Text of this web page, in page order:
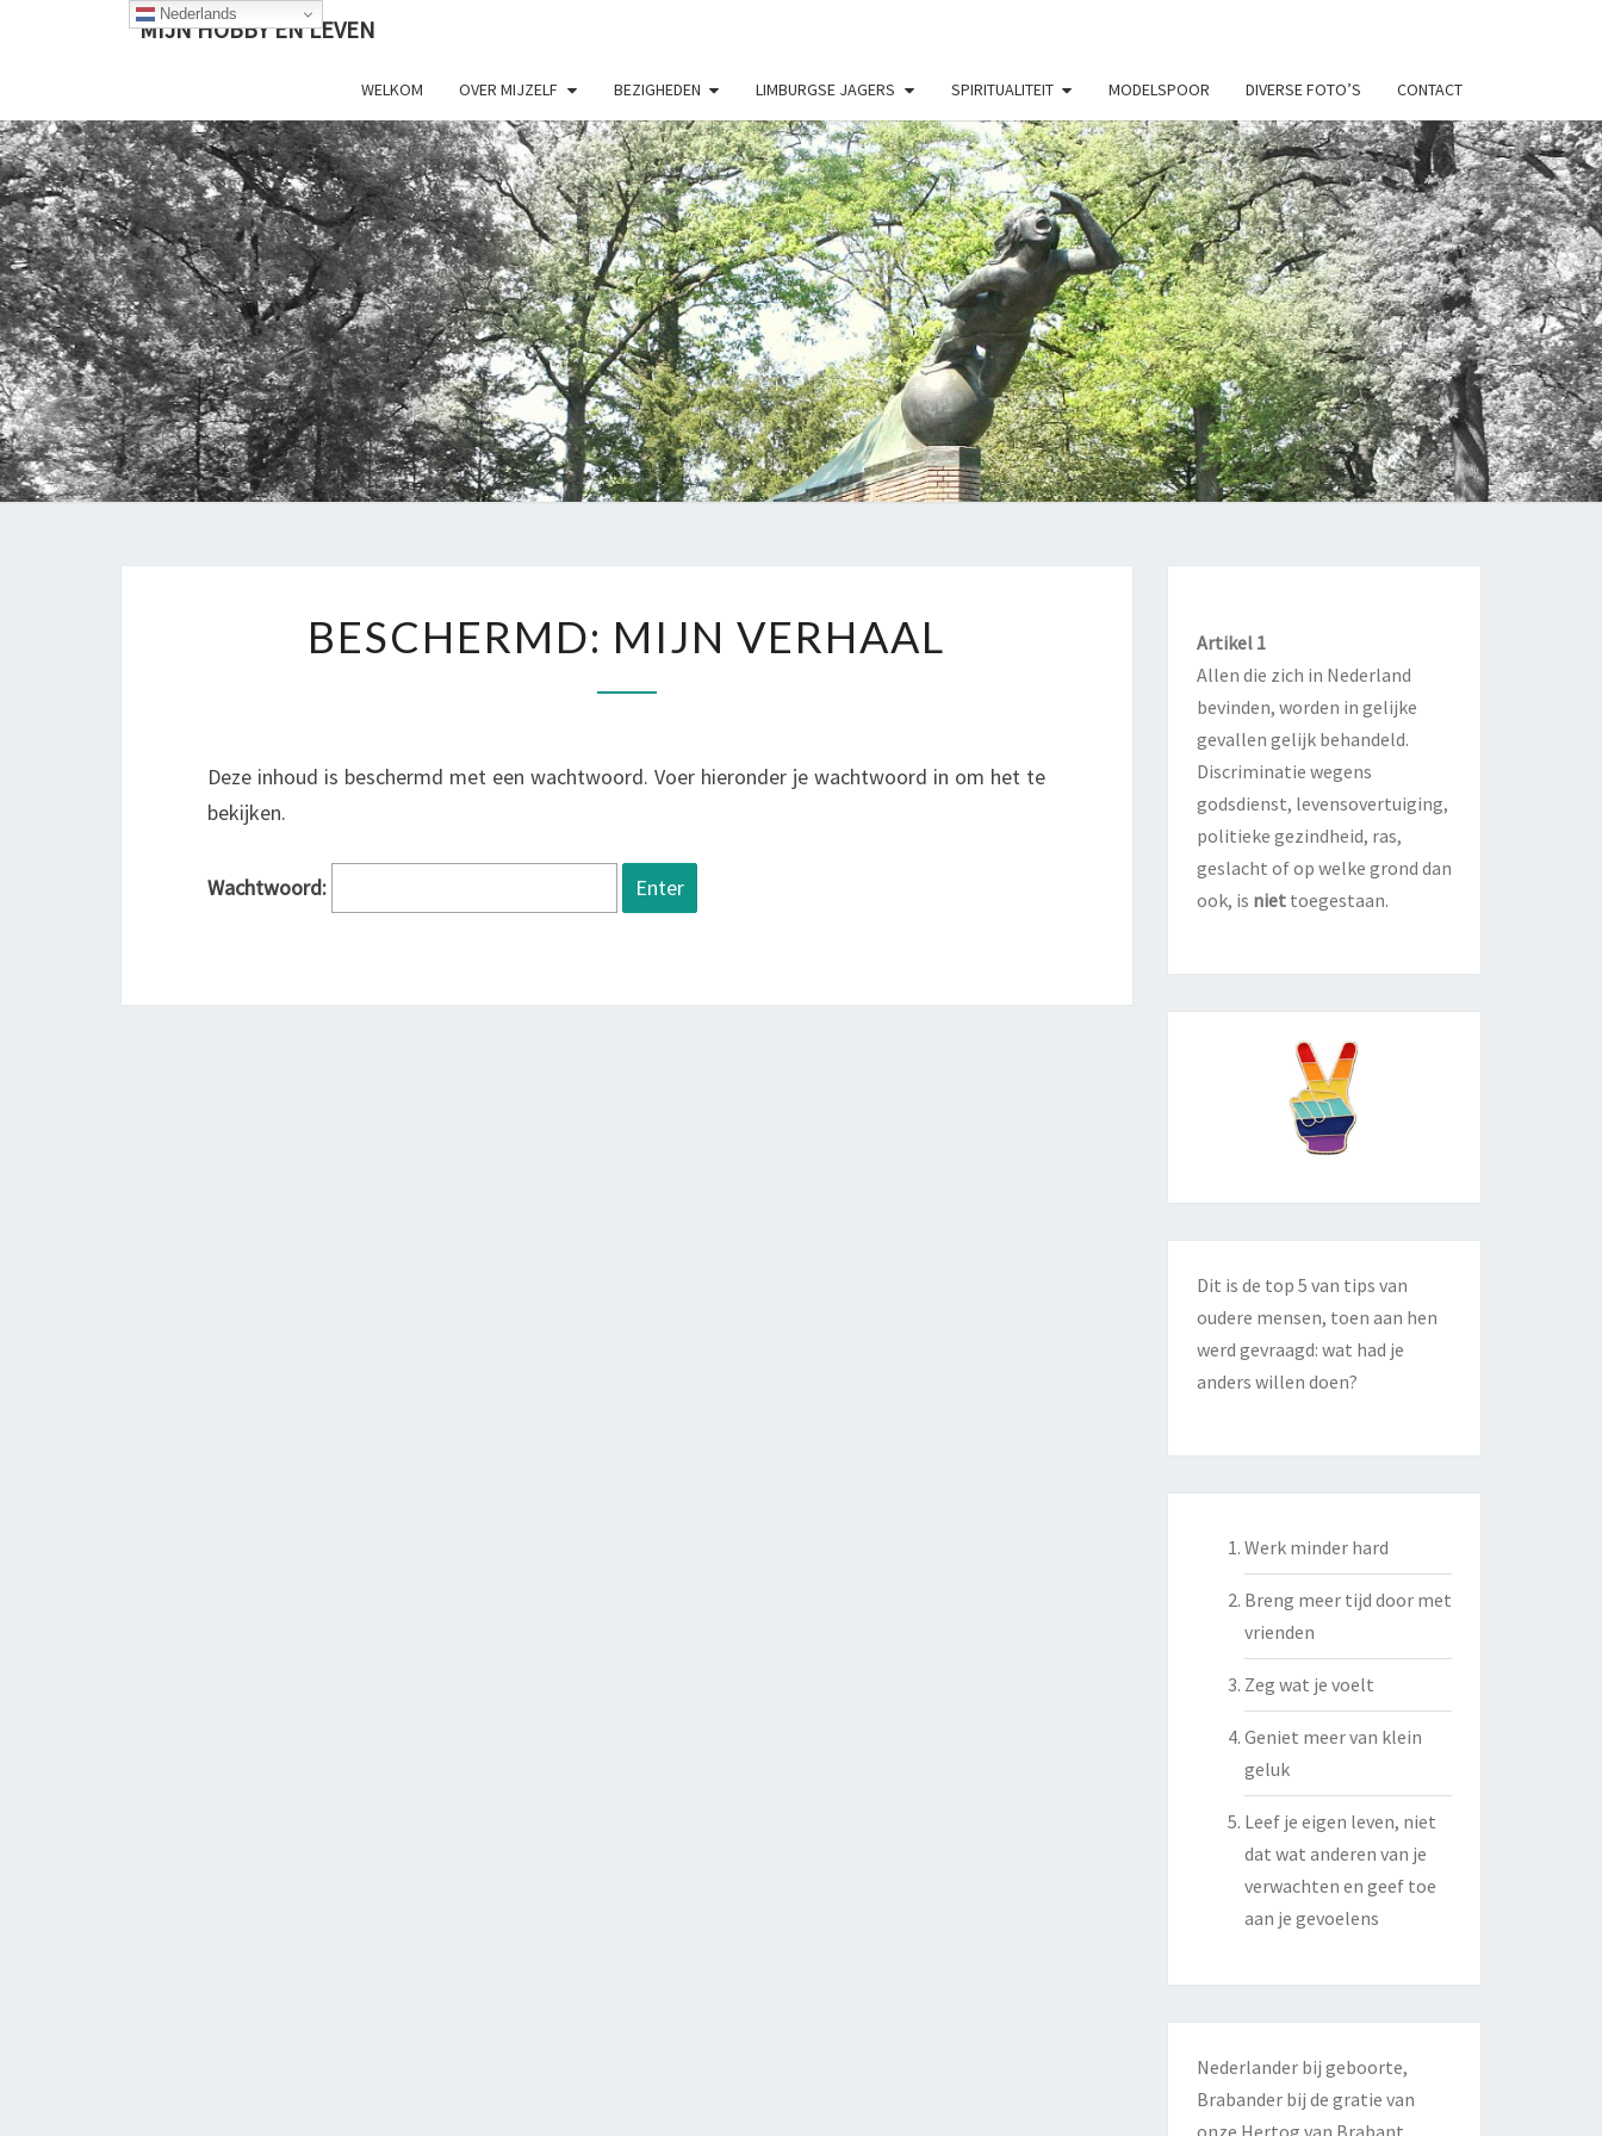
content
MIJN HOBBY EN LEVEN
WELKOM OVER MIJZELF BEZIGHEDEN LIMBURGSE JAGERS SPIRITUALITEIT MODELSPOOR DIVERSE FOTO’S CONTACT
MIJN
HOBBY
LEVEN
MIJN
BESCHERMD: MIJN VERHAAL
Deze inhoud is beschermd met een wachtwoord. Voer hieronder je wachtwoord in om het te
bekijken.
Wachtwoord:
Artikel 1
Allen die zich in Nederland
bevinden, worden in gelijke
gevallen gelijk behandeld.
Discriminatie wegens
godsdienst, levensovertuiging,
politieke gezindheid, ras,
geslacht of op welke grond dan
ook, is niettoegestaan.
Dit is de top 5 van tips van
oudere mensen, toen aan hen
werd gevraagd: wat had je
anders willen doen?
Werk minder hard
Breng meer tijd door met
vrienden
Zeg wat je voelt
Geniet meer van klein
geluk
Leef je eigen leven, niet
dat wat anderen van je
verwachten en geef toe
aan je gevoelens
Nederlander bij geboorte,
Brabander bij de gratie van
onze Hertog van Brabant.
Nederlands